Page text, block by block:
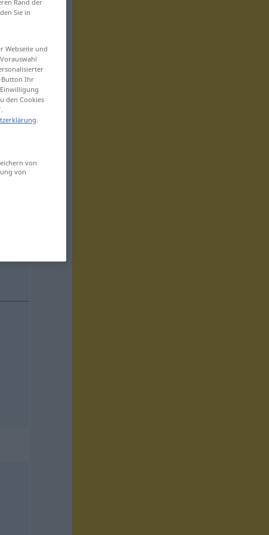
Rand der
Sie in
Webseite und
Button Ihr
den Cookies
.
von
von